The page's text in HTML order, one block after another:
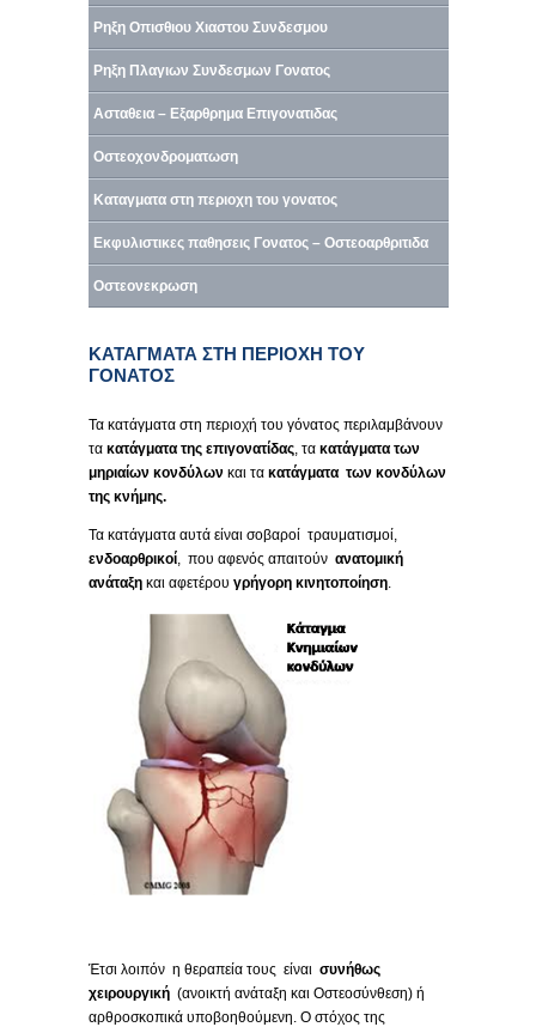
Ρηξη Οπισθιου Χιαστου Συνδεσμου
Ρηξη Πλαγιων Συνδεσμων Γονατος
Ασταθεια – Εξαρθρημα Επιγονατιδας
Οστεοχονδροματωση
Καταγματα στη περιοχη του γονατος
Εκφυλιστικες παθησεις Γονατος – Οστεοαρθριτιδα
Οστεονεκρωση
ΚΑΤΑΓΜΑΤΑ ΣΤΗ ΠΕΡΙΟΧΗ ΤΟΥ
ΓΟΝΑΤΟΣ
Τα κατάγματα στη περιοχή του γόνατος περιλαμβάνουν
τα κατάγματα της επιγονατίδας , τα κατάγματα των
μηριαίων κονδύλων και τα κατάγματα των κονδύλων
της κνήμης.
Τα κατάγματα αυτά είναι σοβαροί τραυματισμοί,
ενδοαρθρικοί , που αφενός απαιτούν ανατομική
ανάταξη και αφετέρου γρήγορη κινητοποίηση
Έτσι λοιπόν η θεραπεία τους είναι συνήθως
χειρουργική (ανοικτή ανάταξη και Οστεοσύνθεση) ή
αρθροσκοπικά υποβοηθούμενη. Ο στόχος της